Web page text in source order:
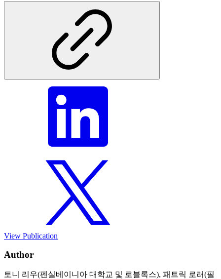
View Publication
Author
토니 리우(펜실베이니아 대학교 및 로블록스), 패트릭 로러(필